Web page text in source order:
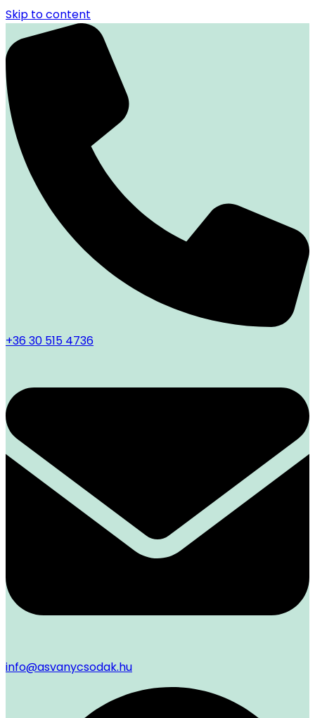
Skip to content
+36 30 515 4736
info@asvanycsodak.hu